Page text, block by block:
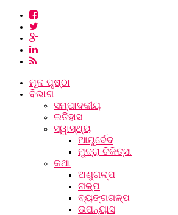
ମୂଳ ପୃଷ୍ଠା
ବିଭାଗ
ସମ୍ପାଦକୀୟ
ଇତିହାସ
ସ୍ୱାସ୍ଥ୍ୟ
ଆୟୁର୍ବେଦ
ମୁଦ୍ରା ଚିକିତ୍ସା
କଥା
ଅଣୁଗଳ୍ପ
ଗଳ୍ପ
ବ୍ୟଙ୍ଗଗଳ୍ପ
ଉପନ୍ୟାସ